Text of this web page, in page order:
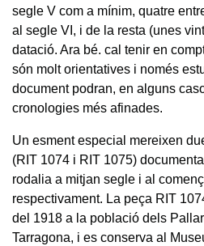
segle V com a mínim, quatre
al segle VI, i de la resta (unes
datació. Ara bé. cal tenir en
són molt orientatives i només
document podran, en alguns
cronologies més afinades.
Un esment especial mereixen
(RIT 1074 i RIT 1075)
rodalia a mitjan segle i al
respectivament. La peça RIT
del 1918 a la població dels
Tarragona, i es conserva al